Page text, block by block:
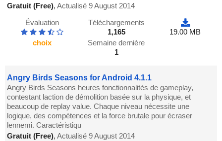
Gratuit (Free),Actualisé 9 August 2014
Évaluation
choix
Téléchargements
1,165
Semaine dernière
1
19.00 MB
Angry Birds Seasons for Android 4.1.1
Angry Birds Seasons heures fonctionnalités de gameplay,
contestant laction de démolition basée sur la physique, et
beaucoup de replay value. Chaque niveau nécessite une
logique, des compétences et la force brutale pour écraser
lennemi. Caractéristiqu
Gratuit (Free),Actualisé 9 August 2014